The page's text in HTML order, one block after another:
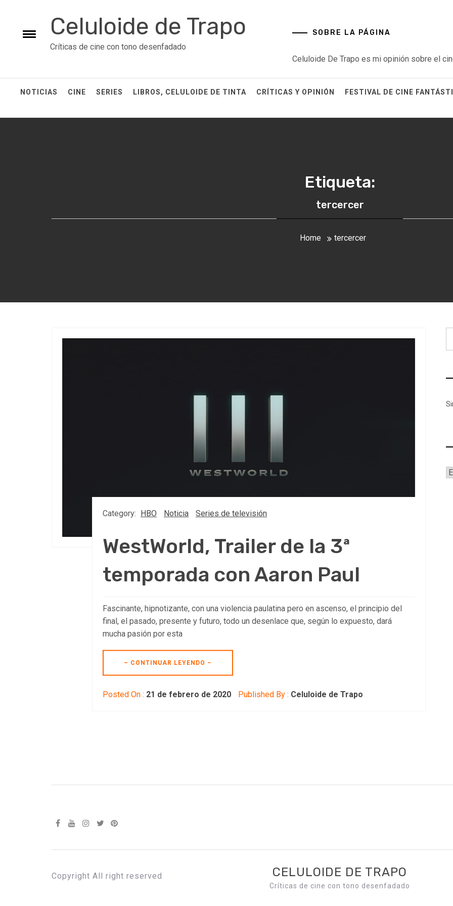
content
Toggle
Celuloide de Trapo
Críticas de cine con tono desenfadado
SOBRE LA PÁGINA
Celuloide De Trapo es mi opinión sobre el
NOTICIAS CINE SERIES LIBROS, CELULOIDE DE TINTA CRÍTICAS Y OPINIÓN FESTIVAL DE CINE
Etiqueta:
tercercer
Home tercercer
Category: HBO Noticia Series de televisión
WestWorld, Trailer de la 3ª
temporada con Aaron Paul
Fascinante, hipnotizante, con una violencia paulatina pero en ascenso, el principio del
final, el pasado, presente y futuro, todo un desenlace que, según lo expuesto, dará
mucha pasión por esta
– CONTINUAR LEYENDO –
Posted On : 21 de febrero de 2020 Published By : Celuloide de Trapo
Copyright All right reserved CELULOIDE DE TRAPO
Críticas de cine con tono desenfadado